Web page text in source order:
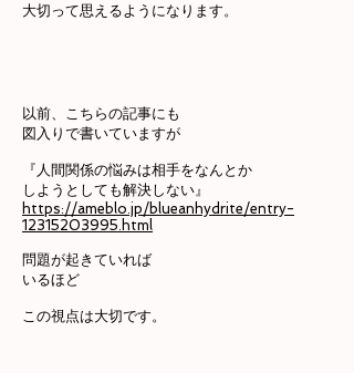
大切って思えるようになります。
以前、こちらの記事にも
図入りで書いていますが
『人間関係の悩みは相手をなんとか
しようとしても解決しない』
https://ameblo.jp/blueanhydrite/entry-
12315203995.html
問題が起きていれば
いるほど
この視点は大切です。